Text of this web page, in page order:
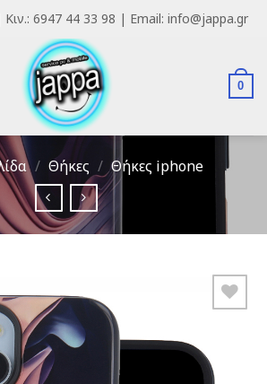
6947 44 33 98 | Email: info@jappa.gr
0
/ Θήκες / Θήκες iphone
Add to
Wishlist